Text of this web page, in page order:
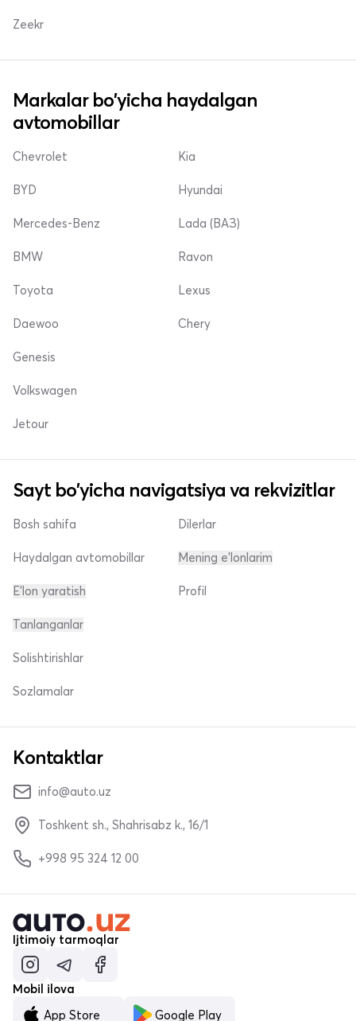
Zeekr
Markalar bo'yicha haydalgan
avtomobillar
Chevrolet
BYD
Mercedes-Benz
Kia
Hyundai
Lada (ВАЗ)
BMW
Toyota
Daewoo
Ravon
Lexus
Chery
Genesis
Volkswagen
Jetour
Sayt bo'yicha navigatsiya va rekvizitlar
Bosh sahifa
Haydalgan avtomobillar
E'lon yaratish
Dilerlar
Mening e'lonlarim
Profil
Tanlanganlar
Solishtirishlar
Sozlamalar
Kontaktlar
info@auto.uz
Toshkent sh., Shahrisabz k., 16/1
+998 95 324 12 00
Ijtimoiy tarmoqlar
Mobil ilova
App Store
Google Play